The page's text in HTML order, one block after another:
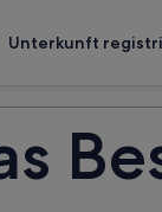
Unterkunft